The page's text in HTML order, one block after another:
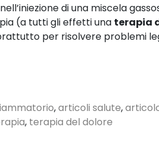
di una miscela
(a tutti gli effetti una terapia
per risolvere problemi
,articoli salute,
, terapia del dolore